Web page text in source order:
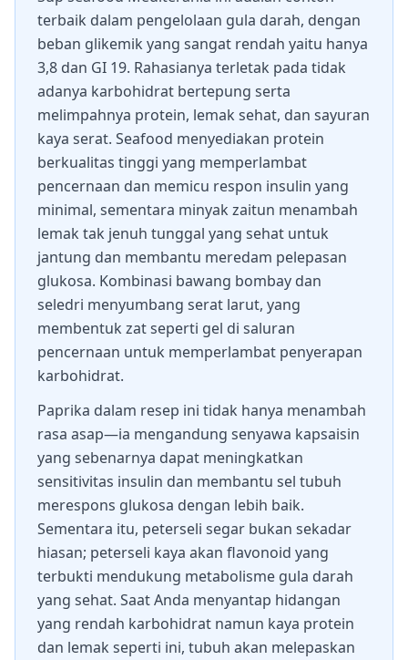
terbaik dalam pengelolaan gula darah, dengan
beban glikemik yang sangat rendah yaitu hanya
3,8 dan GI 19. Rahasianya terletak pada tidak
adanya karbohidrat bertepung serta
melimpahnya protein, lemak sehat, dan sayuran
kaya serat. Seafood menyediakan protein
berkualitas tinggi yang memperlambat
pencernaan dan memicu respon insulin yang
minimal, sementara minyak zaitun menambah
lemak tak jenuh tunggal yang sehat untuk
jantung dan membantu meredam pelepasan
glukosa. Kombinasi bawang bombay dan
seledri menyumbang serat larut, yang
membentuk zat seperti gel di saluran
pencernaan untuk memperlambat penyerapan
karbohidrat.
Paprika dalam resep ini tidak hanya menambah
rasa asap—ia mengandung senyawa kapsaisin
yang sebenarnya dapat meningkatkan
sensitivitas insulin dan membantu sel tubuh
merespons glukosa dengan lebih baik.
Sementara itu, peterseli segar bukan sekadar
hiasan; peterseli kaya akan flavonoid yang
terbukti mendukung metabolisme gula darah
yang sehat. Saat Anda menyantap hidangan
yang rendah karbohidrat namun kaya protein
dan lemak seperti ini, tubuh akan melepaskan